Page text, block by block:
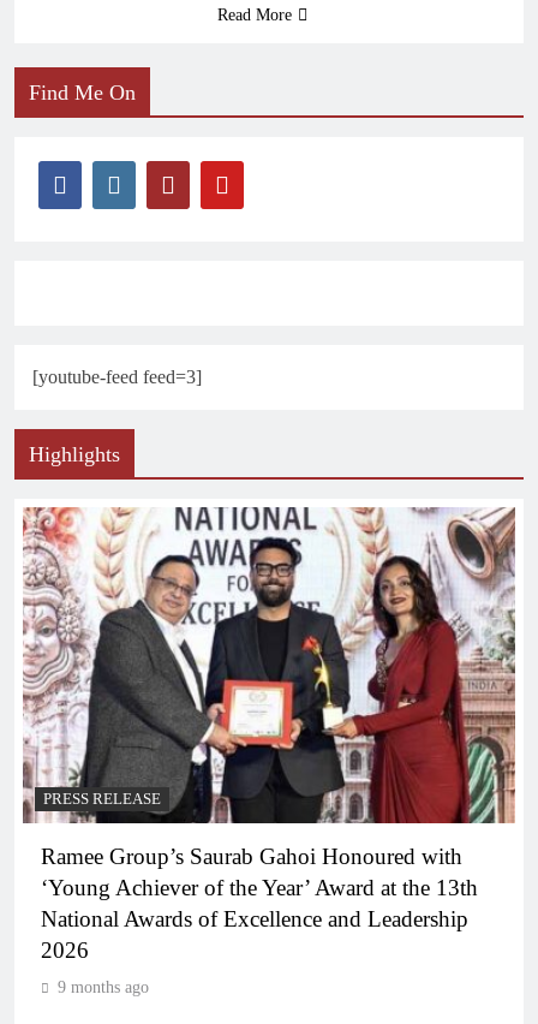
Read More
Find Me On
[youtube-feed feed=3]
Highlights
PRESS RELEASE
Ramee Group’s Saurab Gahoi Honoured with
‘Young Achiever of the Year’ Award at the 13th
National Awards of Excellence and Leadership
2026
9 months ago